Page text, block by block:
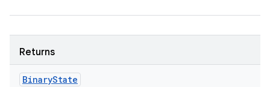
Returns
BinaryState